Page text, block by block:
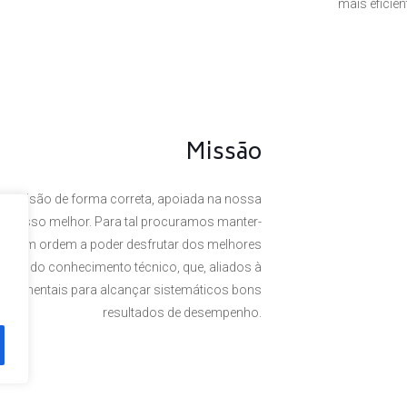
mais
Missão
visão de forma correta, apoiada na nossa
nosso melhor. Para tal procuramos manter-
em ordem a poder desfrutar dos melhores
do conhecimento técnico, que, aliados à
para alcançar sistemáticos bons
resultados de desempenho.